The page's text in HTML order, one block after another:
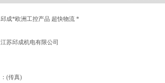
邱成*欧洲工控产品 超快物流 *
江苏邱成机电有限公司
：(传真)